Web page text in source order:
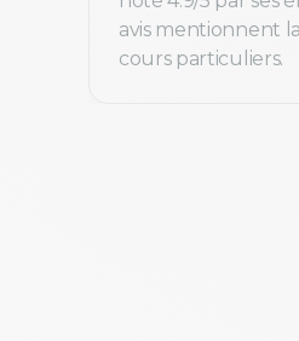
avis mentionnent
cours particuliers.